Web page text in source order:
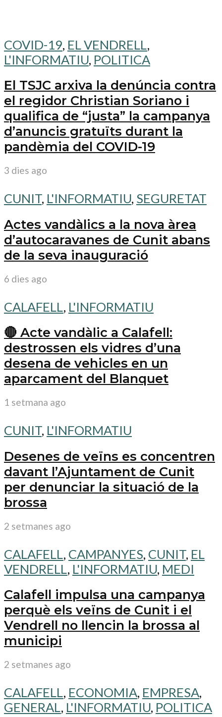
COVID-19, EL VENDRELL ,
L'INFORMATIU, POLITICA
El TSJC arxiva la denúncia contra
el regidor Christian Soriano i
qualifica de “justa” la campanya
d’anuncis gratuïts durant la
pandèmia del COVID-19
3 dies ago
CUNIT, L'INFORMATIU, SEGURETAT
Actes vandàlics a la nova àrea
d’autocaravanes de Cunit abans
de la seva inauguració
6 dies ago
CALAFELL , L'INFORMATIU
🔴 Acte vandàlic a Calafell:
destrossen els vidres d’una
desena de vehicles en un
aparcament del Blanquet
1 setmana ago
CUNIT, L'INFORMATIU
Desenes de veïns es concentren
davant l’Ajuntament de Cunit
per denunciar la situació de la
brossa
2 setmanes ago
CALAFELL , CAMPANYES, CUNIT, EL
VENDRELL , L'INFORMATIU, MEDI
Calafell impulsa una campanya
perquè els veïns de Cunit i el
Vendrell no llencin la brossa al
municipi
2 setmanes ago
CALAFELL, ECONOMIA, EMPRESA,
GENERAL, L'INFORMATIU, POLITICA